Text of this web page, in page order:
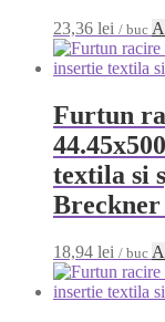
23,36 lei / buc
Furtun
textila si
18,94 lei / buc